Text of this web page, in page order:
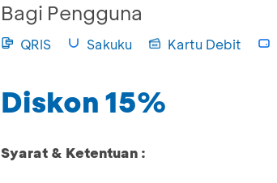
Bagi Pengguna
QRIS Sakuku Kartu Debit
Diskon 15%
Syarat & Ketentuan :